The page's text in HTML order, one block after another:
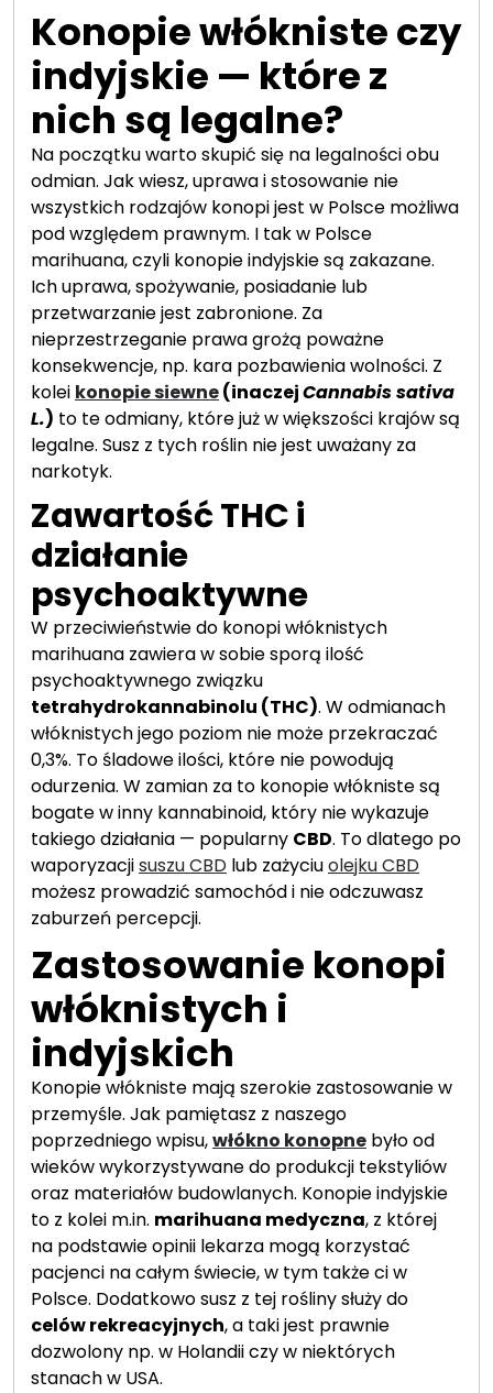
Konopie włókniste czy
indyjskie — które z
nich są legalne?
Na początku warto skupić się na legalności obu
odmian. Jak wiesz, uprawa i stosowanie nie
wszystkich rodzajów konopi jest w Polsce możliwa
pod względem prawnym. I tak w Polsce
marihuana, czyli konopie indyjskie są zakazane.
Ich uprawa, spożywanie, posiadanie lub
przetwarzanie jest zabronione. Za
nieprzestrzeganie prawa grożą poważne
konsekwencje, np. kara pozbawienia wolności. Z
kolei konopie siewne(inaczejCannabis sativa
L.) to te odmiany, które już w większości krajów są
legalne. Susz z tych roślin nie jest uważany za
narkotyk.
Zawartość THC i
działanie
psychoaktywne
W przeciwieństwie do konopi włóknistych
marihuana zawiera w sobie sporą ilość
psychoaktywnego związku
tetrahydrokannabinolu (THC). W odmianach
włóknistych jego poziom nie może przekraczać
0,3%. To śladowe ilości, które nie powodują
odurzenia. W zamian za to konopie włókniste są
bogate w inny kannabinoid, który nie wykazuje
takiego działania — popularny CBD. To dlatego po
waporyzacjisuszu CBD lub zażyciuolejku CBD
możesz prowadzić samochód i nie odczuwasz
zaburzeń percepcji.
Zastosowanie konopi
włóknistych i
indyjskich
Konopie włókniste mają szerokie zastosowanie w
przemyśle. Jak pamiętasz z naszego
poprzedniego wpisu,włókno konopne było od
wieków wykorzystywane do produkcji tekstyliów
oraz materiałów budowlanych. Konopie indyjskie
to z kolei m.in. marihuana medyczna, z której
na podstawie opinii lekarza mogą korzystać
pacjenci na całym świecie, w tym także ci w
Polsce. Dodatkowo susz z tej rośliny służy do
celów rekreacyjnych, a taki jest prawnie
dozwolony np. w Holandii czy w niektórych
stanach w USA.